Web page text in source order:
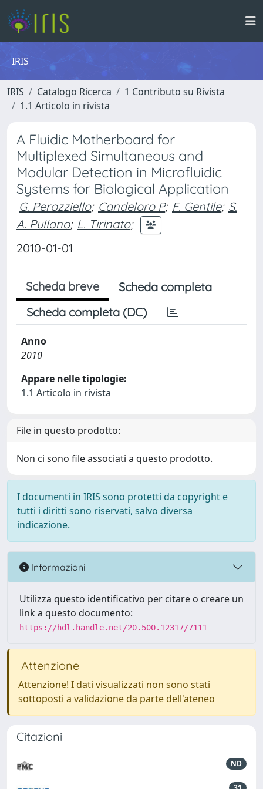
IRIS
IRIS Catalogo Ricerca
1 Contributo su Rivista
1.1 Articolo in rivista
A Fluidic Motherboard for
Multiplexed Simultaneous and
Modular Detection in Microfluidic
Systems for Biological Application
G. Perozziello; Candeloro P; F. Gentile; S.
A. Pullano; L. Tirinato;
2010-01-01
Scheda breve
Scheda completa
Scheda completa (DC)
Anno
2010
Appare nelle tipologie:
1.1 Articolo in rivista
File in questo prodotto:
Non ci sono file associati a questo prodotto.
I documenti in IRIS sono protetti da copyright e
tutti i diritti sono riservati, salvo diversa
indicazione.
Informazioni
Utilizza questo identificativo per citare o creare un
link a questo documento:
https://hdl.handle.net/20.500.12317/7111
Attenzione
Attenzione! I dati visualizzati non sono stati
sottoposti a validazione da parte dell'ateneo
Citazioni
ND